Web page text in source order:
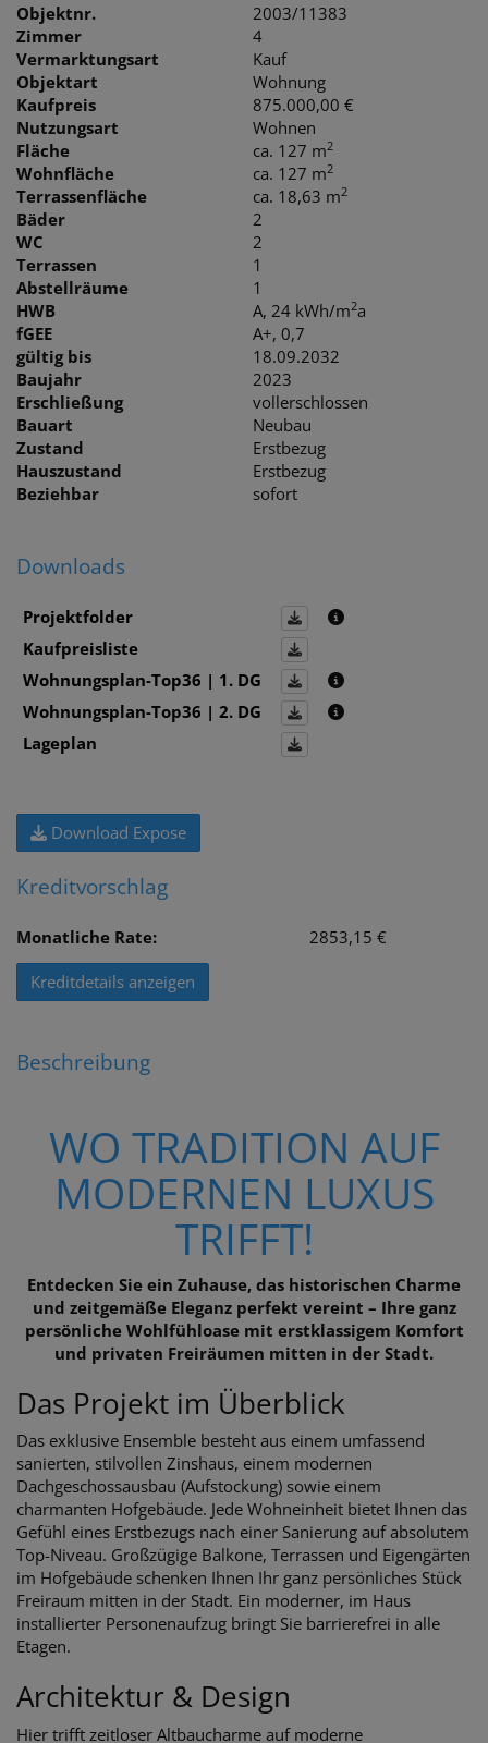
Objektnr.
2003/11383
Zimmer
4
Vermarktungsart
Kauf
Objektart
Wohnung
Kaufpreis
875.000,00 €
Nutzungsart
Wohnen
Fläche
ca. 127 m2
Wohnfläche ca. 127 m2
Terrassenfläche ca. 18,63 m2
Bäder
2
WC
2
Terrassen
1
Abstellräume
1
HWB
A, 24 kWh/m2a
fGEE
A+, 0,7
gültig bis
18.09.2032
Baujahr
2023
Erschließung
vollerschlossen
Bauart
Neubau
Zustand
Erstbezug
Hauszustand
Erstbezug
Beziehbar
sofort
Downloads
Projektfolder
Kaufpreisliste
Wohnungsplan-Top36 | 1. DG
Wohnungsplan-Top36 | 2. DG
Lageplan
Download Expose
Kreditvorschlag
Monatliche Rate: 2853,15 €
Kreditdetails anzeigen
Beschreibung
WO TRADITION AUF
MODERNEN LUXUS
TRIFFT!
Entdecken Sie ein Zuhause, das historischen Charme
und zeitgemäße Eleganz perfekt vereint – Ihre ganz
persönliche Wohlfühloase mit erstklassigem Komfort
und privaten Freiräumen mitten in der Stadt.
Das Projekt im Überblick
Das exklusive Ensemble besteht aus einem umfassend
sanierten, stilvollen Zinshaus, einem modernen
Dachgeschossausbau (Aufstockung) sowie einem
charmanten Hofgebäude. Jede Wohneinheit bietet Ihnen das
Gefühl eines Erstbezugs nach einer Sanierung auf absolutem
Top-Niveau. Großzügige Balkone, Terrassen und Eigengärten
im Hofgebäude schenken Ihnen Ihr ganz persönliches Stück
Freiraum mitten in der Stadt. Ein moderner, im Haus
installierter Personenaufzug bringt Sie barrierefrei in alle
Etagen.
Architektur & Design
Hier trifft zeitloser Altbaucharme auf moderne